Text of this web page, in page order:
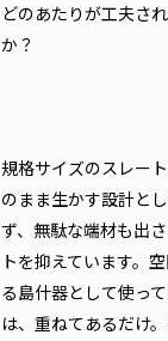
どのあたりが工夫さ
か？
規格サイズのスレー
のまま生かす設計と
ず、無駄な端材も出
トを抑えています。
る島什器として使っ
は、重ねてあるだけ